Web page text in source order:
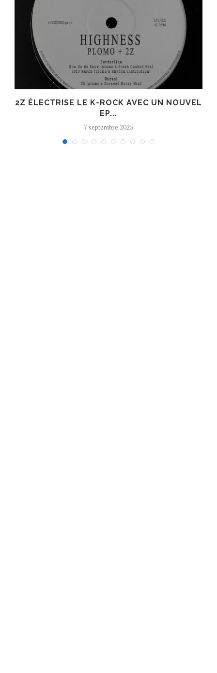
2Z ÉLECTRISE LE K-ROCK AVEC UN NOUVEL
EP...
7 septembre 2025